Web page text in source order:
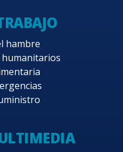
hambre
humanitarios